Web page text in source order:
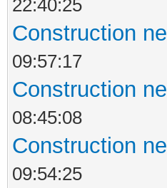
22:40:25
Construction
09:57:17
Construction
08:45:08
Construction
09:54:25